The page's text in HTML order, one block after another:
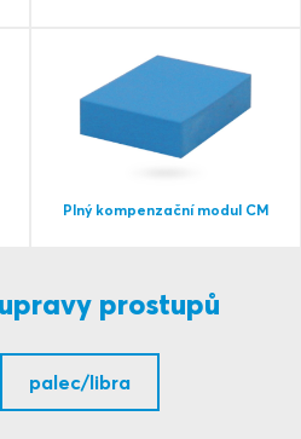
Plný kompenzační modul CM
prostupů
palec/libra